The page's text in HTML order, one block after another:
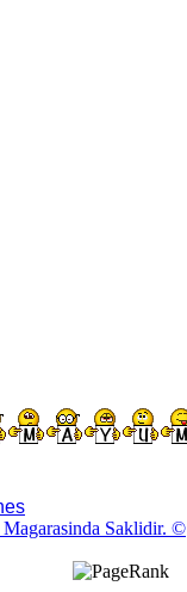
Saklidir. ©